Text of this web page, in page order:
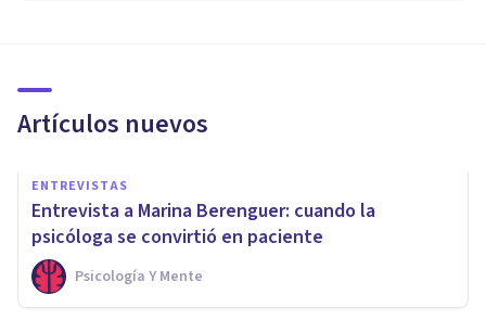
Artículos nuevos
ENTREVISTAS
Entrevista a Marina Berenguer: cuando la
psicóloga se convirtió en paciente
Psicología Y Mente